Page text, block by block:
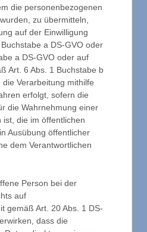
die personenbezogenen
zu übermitteln,
auf der Einwilligung
a DS-GVO oder
a DS-GVO oder auf
Art. 6 Abs. 1 Buchstabe b
Verarbeitung mithilfe
erfolgt, sofern die
die Wahrnehmung einer
die im öffentlichen
Ausübung öffentlicher
dem Verantwortlichen
Person bei der
auf
gemäß Art. 20 Abs. 1 DS-
dass die